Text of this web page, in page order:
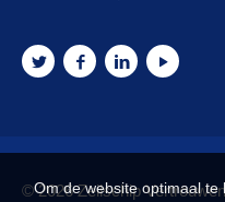
Om de website optimaal
© 2026 Zeilschip